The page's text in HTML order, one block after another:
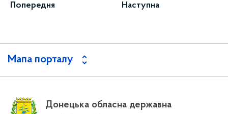
Попередня Наступна
Мапа порталу
Донецька обласна державна